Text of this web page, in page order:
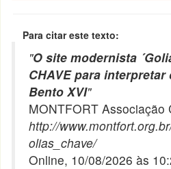
Para citar este texto:
"O site modernista
CHAVE para
Bento XVI"
MONTFORT Associação
http://
olias_chave/
Online, 10/08/2026 às